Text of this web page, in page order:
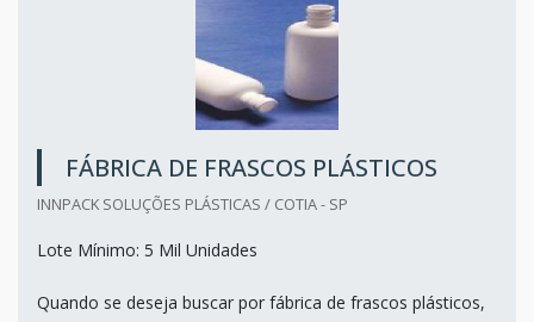
FÁBRICA DE FRASCOS PLÁSTICOS
INNPACK SOLUÇÕES PLÁSTICAS / COTIA - SP
Lote Mínimo: 5 Mil Unidades
Quando se deseja buscar por fábrica de frascos plásticos,